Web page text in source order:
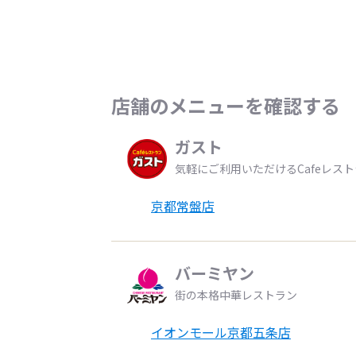
店舗のメニューを確認する
ガスト
気軽にご利用いただけるCafeレス
京都常盤店
バーミヤン
街の本格中華レストラン
イオンモール京都五条店